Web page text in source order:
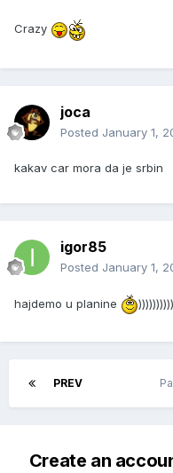
Crazy
joca
Posted January 1,
kakav car mora da je srbin
igor85
Posted January 1,
hajdemo u planine
PREV
Create an